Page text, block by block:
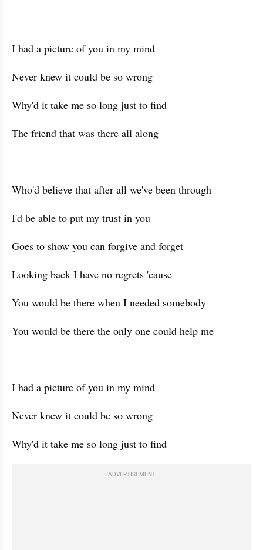
I had a picture of you in my mind
Never knew it could be so wrong
Why'd it take me so long just to find
The friend that was there all along
Who'd believe that after all we've been through
I'd be able to put my trust in you
Goes to show you can forgive and forget
Looking back I have no regrets 'cause
You would be there when I needed somebody
You would be there the only one could help me
I had a picture of you in my mind
Never knew it could be so wrong
Why'd it take me so long just to find
ADVERTISEMENT